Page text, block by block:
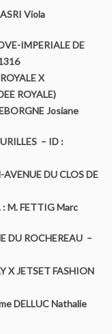
Viola
IMPERIALE DE
X
ROYALE)
Josiane
– ID :
AVENUE DU CLOS DE
: M. FETTIG Marc
DU ROCHEREAU –
X JETSET FASHION
DELLUC Nathalie